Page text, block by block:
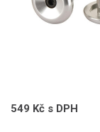
549 Kč s DPH